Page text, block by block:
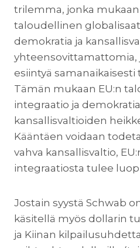
trilemma, jonka
taloudellinen
demokratia ja
yhteensovittamattomia,
esiintyä samanaikaisesti
Tämän mukaan EU:n
integraatio ja
kansallisvaltioiden
Kääntäen voidaan
vahva kansallisvaltio,
integraatiosta tulee
Jostain syystä Schwab
käsitellä myös dollarin
ja Kiinan